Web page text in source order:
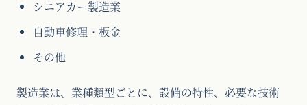
シニアカー製造業
自動車修理・板金
その他
製造業は、業種類型ごとに、設備の特性、必要な技術